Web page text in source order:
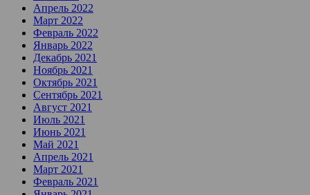
Апрель 2022
Март 2022
Февраль 2022
Январь 2022
Декабрь 2021
Ноябрь 2021
Октябрь 2021
Сентябрь 2021
Август 2021
Июль 2021
Июнь 2021
Май 2021
Апрель 2021
Март 2021
Февраль 2021